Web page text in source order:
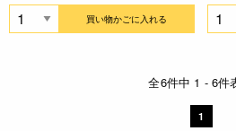
買い物かごに入れる
全6件中 1 - 6件
1